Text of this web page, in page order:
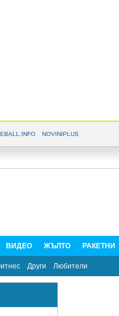
NOVINIPLUS
ВИДЕО ЖЪЛТО РАКЕТНИ
Други Любители